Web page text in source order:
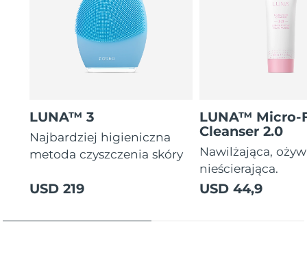
LUNA™ 3
Najbardziej higieniczna
metoda czyszczenia skóry
USD 219
LUNA™ Micro-
Cleanser 2.0
Nawilżająca,
nieścierająca.
USD 44,9